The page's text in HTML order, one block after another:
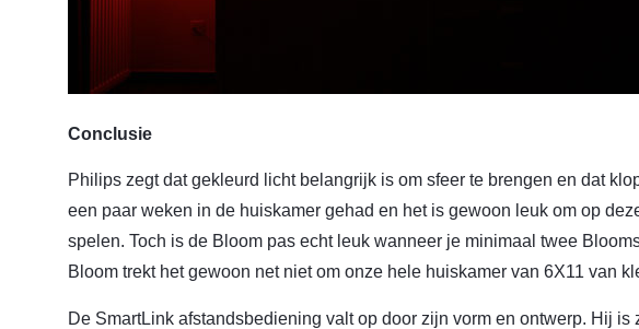
Conclusie
Philips zegt dat gekleurd licht belangrijk is om sfeer te brengen en dat
een paar weken in de huiskamer gehad en het is gewoon leuk om op
spelen. Toch is de Bloom pas echt leuk wanneer je minimaal twee
Bloom trekt het gewoon net niet om onze hele huiskamer van 6X11 van
De SmartLink afstandsbediening valt op door zijn vorm en ontwerp. Hij is